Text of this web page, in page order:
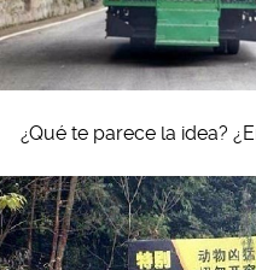
¿Qué te parece la idea?